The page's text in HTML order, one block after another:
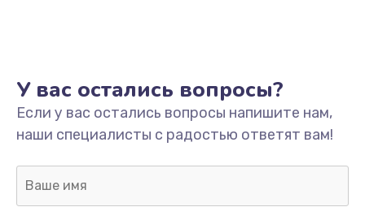
Замена/Pемонт карбюратора
1300 руб.
Заказать
Ремонт капиллярной трубки
У вас остались вопросы?
Если у вас остались вопросы напишите нам,
наши специалисты с радостью ответят вам!